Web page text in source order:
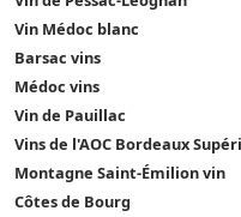
Vin Médoc blanc
Barsac vins
Médoc vins
Vin de Pauillac
Vins de l'AOC Bordeaux
Montagne Saint-Émilion vin
Côtes de Bourg